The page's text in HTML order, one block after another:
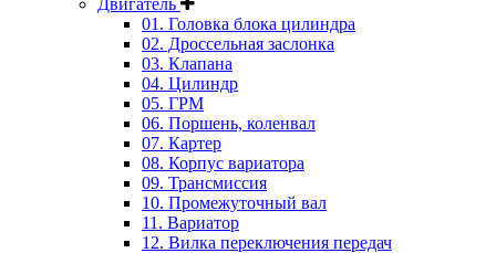
Двигатель
01. Головка блока цилиндра
02. Дроссельная заслонка
03. Клапана
04. Цилиндр
05. ГРМ
06. Поршень, коленвал
07. Картер
08. Корпус вариатора
09. Трансмиссия
10. Промежуточный вал
11. Вариатор
12. Вилка переключения передач